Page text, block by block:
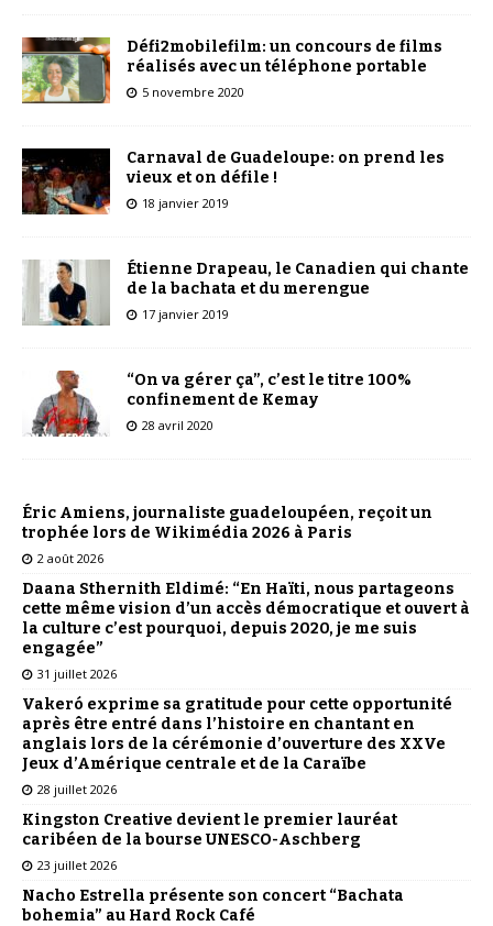
Défi2mobilefilm: un concours de films
réalisés avec un téléphone portable
5 novembre 2020
Carnaval de Guadeloupe: on prend les
vieux et on défile !
18 janvier 2019
Étienne Drapeau, le Canadien qui chante
de la bachata et du merengue
17 janvier 2019
“On va gérer ça”, c’est le titre 100%
confinement de Kemay
28 avril 2020
Éric Amiens, journaliste guadeloupéen, reçoit un
trophée lors de Wikimédia 2026 à Paris
2 août 2026
Daana Sthernith Eldimé: “En Haïti, nous partageons
cette même vision d’un accès démocratique et ouvert à
la culture c’est pourquoi, depuis 2020, je me suis
engagée”
31 juillet 2026
Vakeró exprime sa gratitude pour cette opportunité
après être entré dans l’histoire en chantant en
anglais lors de la cérémonie d’ouverture des XXVe
Jeux d’Amérique centrale et de la Caraïbe
28 juillet 2026
Kingston Creative devient le premier lauréat
caribéen de la bourse UNESCO-Aschberg
23 juillet 2026
Nacho Estrella présente son concert “Bachata
bohemia” au Hard Rock Café